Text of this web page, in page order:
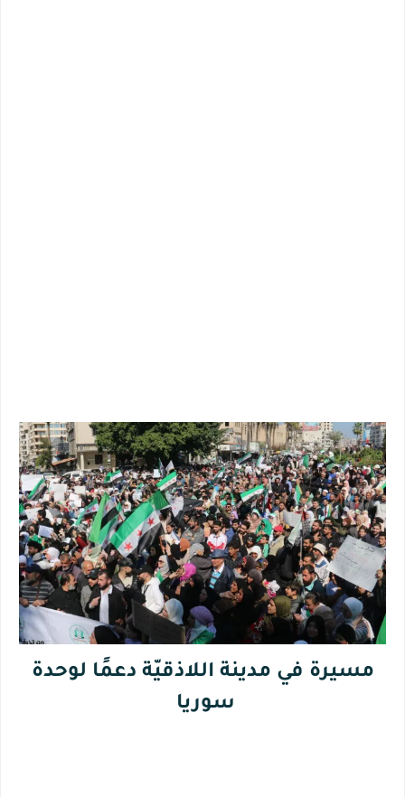
مسيرة في مدينة اللاذقيّة دعمًا لوحدة
سوريا